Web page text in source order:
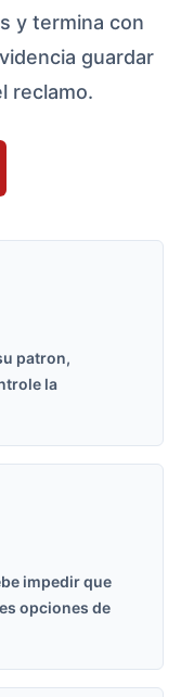
y termina con
guardar
reclamo.
patron,
la
impedir que
opciones de